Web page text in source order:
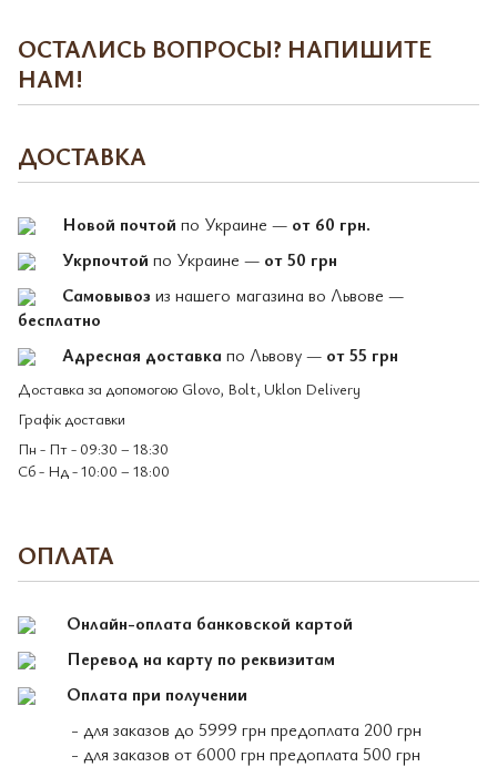
ОСТАЛИСЬ ВОПРОСЫ? НАПИШИТЕ
НАМ!
ДОСТАВКА
Новой почтой по Украине — от 60 грн.
Укрпочтой по Украине — от 50 грн
Самовывоз из нашего магазина во Львове —
бесплатно
Адресная доставка по Львову — от 55 грн
Доставка за допомогою Glovo, Bolt, Uklon Delivery
Графік доставки
Пн - Пт - 09:30 – 18:30
Сб - Нд - 10:00 – 18:00
ОПЛАТА
Онлайн-оплата банковской картой
Перевод на карту по реквизитам
Оплата при получении
- для заказов до 5999 грн предоплата 200 грн
- для заказов от 6000 грн предоплата 500 грн